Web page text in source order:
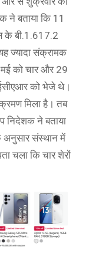
ने बताया कि 11
के बी.1.617.2
ज्यादा संक्रामक
को चार और 29
को भेजे थे।
मिला है। तब
निदेशक ने बताया
संस्थान में
चला कि चार शेरों